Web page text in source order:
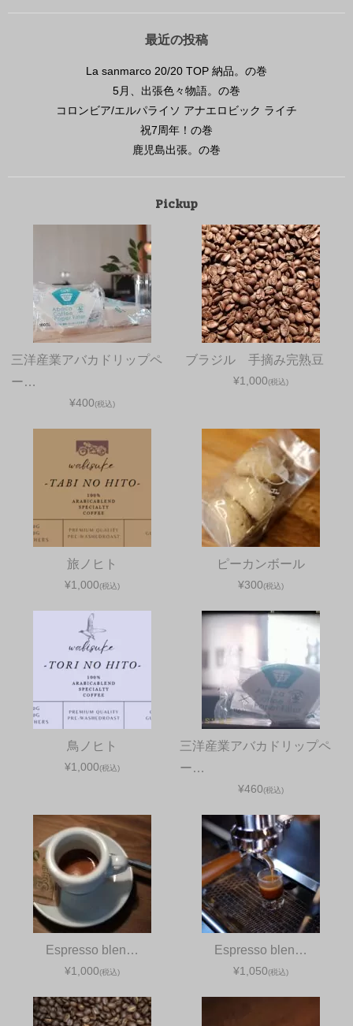
最近の投稿
La sanmarco 20/20 TOP 納品。の巻
5月、出張色々物語。の巻
コロンビア/エルパライソ アナエロビック ライチ
祝7周年！の巻
鹿児島出張。の巻
Pickup
三洋産業アバカドリップペ
ー…
¥400(税込)
ブラジル 手摘み完熟豆
¥1,000(税込)
旅ノヒト
¥1,000(税込)
ピーカンボール
¥300(税込)
鳥ノヒト
¥1,000(税込)
三洋産業アバカドリップペ
ー…
¥460(税込)
Espresso blen…
¥1,000(税込)
Espresso blen…
¥1,050(税込)